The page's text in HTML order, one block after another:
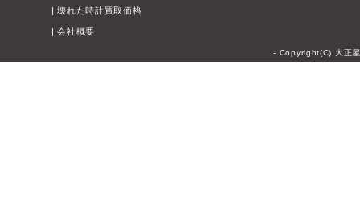
|壊れた時計買取価格
|会社概要
- Copyright(C) 大正